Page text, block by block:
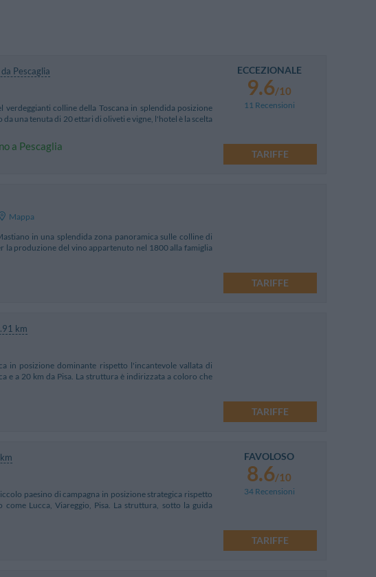
Pescaglia
colline della Toscana in splendida posizione
una tenuta di 20 ettari di oliveti e vigne, l'hotel è la scelta
a Pescaglia
ECCEZIONALE
9.6/10
11 Recensioni
TARIFFE
Mappa
in una splendida zona panoramica sulle colline di
la produzione del vino appartenuto nel 1800 alla famiglia
TARIFFE
km
in posizione dominante rispetto l'incantevole vallata di
e a 20 km da Pisa. La struttura è indirizzata a coloro che
TARIFFE
paesino di campagna in posizione strategica rispetto
Lucca, Viareggio, Pisa. La struttura, sotto la guida
FAVOLOSO
8.6/10
34 Recensioni
TARIFFE